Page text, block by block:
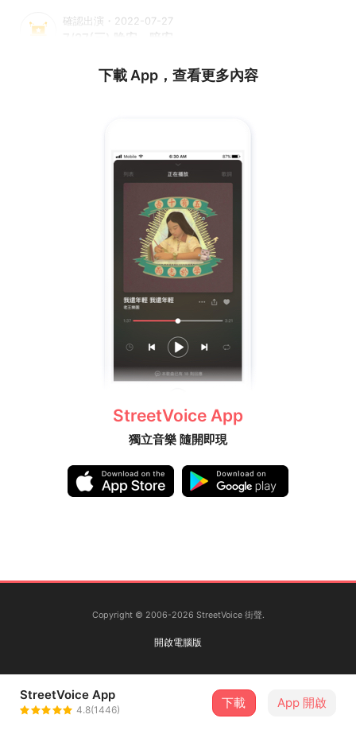
確認出演・2022-07-27
下載 App，查看更多內容
StreetVoice App
獨立音樂 隨開即現
Copyright © 2006-2026 StreetVoice 街聲.
開啟電腦版
StreetVoice App
4.8(1446) 下載 App 開啟